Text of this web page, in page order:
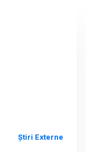
Știri Externe